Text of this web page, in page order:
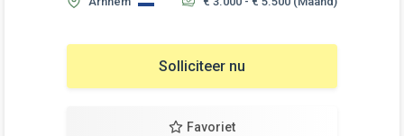
Solliciteer nu
Favoriet